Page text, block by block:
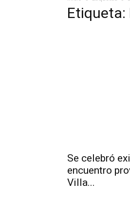
Etiqueta:
Se celebró
encuentro
Villa...